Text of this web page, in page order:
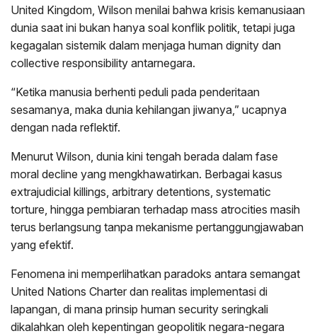
United Kingdom, Wilson menilai bahwa krisis kemanusiaan
dunia saat ini bukan hanya soal konflik politik, tetapi juga
kegagalan sistemik dalam menjaga human dignity dan
collective responsibility antarnegara.
“Ketika manusia berhenti peduli pada penderitaan
sesamanya, maka dunia kehilangan jiwanya,” ucapnya
dengan nada reflektif.
Menurut Wilson, dunia kini tengah berada dalam fase
moral decline yang mengkhawatirkan. Berbagai kasus
extrajudicial killings, arbitrary detentions, systematic
torture, hingga pembiaran terhadap mass atrocities masih
terus berlangsung tanpa mekanisme pertanggungjawaban
yang efektif.
Fenomena ini memperlihatkan paradoks antara semangat
United Nations Charter dan realitas implementasi di
lapangan, di mana prinsip human security seringkali
dikalahkan oleh kepentingan geopolitik negara-negara